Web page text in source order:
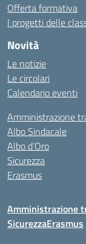
Offerta formativa
I progetti delle
Novità
Le notizie
Le circolari
Calendario eventi
Amministrazione
Albo Sindacale
Albo d’Oro
Sicurezza
Erasmus
Amministrazione
SicurezzaErasmus